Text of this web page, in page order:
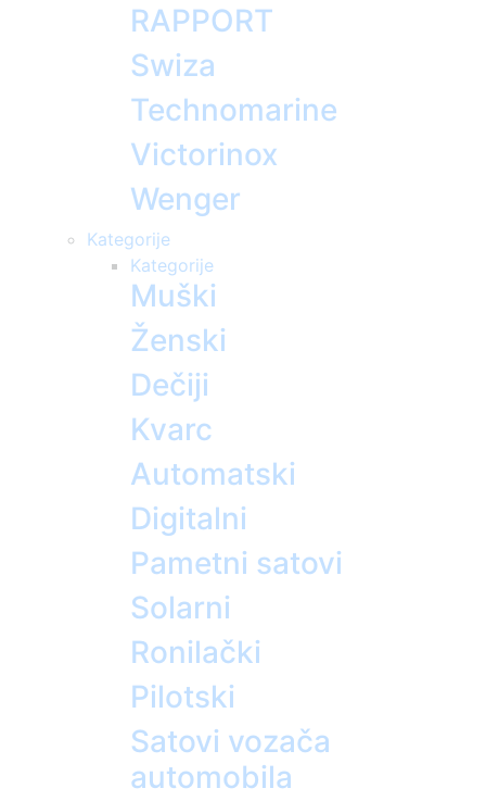
RAPPORT
Swiza
Technomarine
Victorinox
Wenger
Kategorije
Kategorije
Muški
Ženski
Dečiji
Kvarc
Automatski
Digitalni
Pametni satovi
Solarni
Ronilački
Pilotski
Satovi vozača
automobila